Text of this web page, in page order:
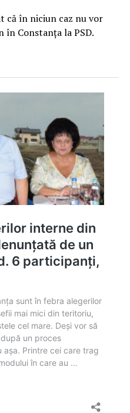
că în niciun caz nu vor
în Constanța la PSD.